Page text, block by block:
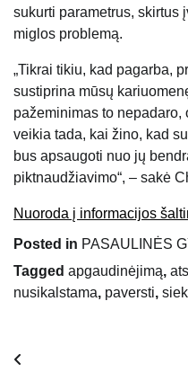
sukurti parametrus, skirtus
miglos problemą.
„Tikrai tikiu, kad pagarba,
sustiprina mūsų
pažeminimas to
veikia tada, kai žino, kad
bus apsaugoti nuo jų
piktnaudžiavimo“, – sakė
Nuoroda į informacijos
Posted in PASAULINĖS
Tagged apgaudinėjimą,
nusikalstama, paversti,
Navigacija